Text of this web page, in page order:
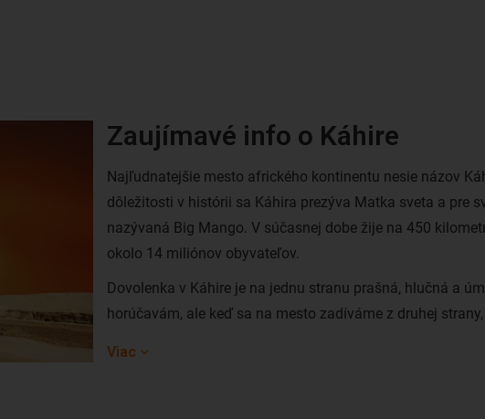
Zaujímavé info o Káhire
Najľudnatejšie mesto afrického kontinentu nesie názov
dôležitosti v histórii sa Káhira prezýva Matka sveta a pre
nazývaná Big Mango. V súčasnej dobe žije na 450
okolo 14 miliónov obyvateľov.
Dovolenka v Káhire je na jednu stranu prašná, hlučná a
horúčavám, ale keď sa na mesto zadíváme z druhej
Viac